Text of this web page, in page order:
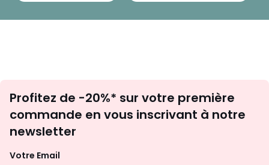
newsletter
Profitez de -20%* sur votre première
commande en vous inscrivant à notre
newsletter
Votre Email